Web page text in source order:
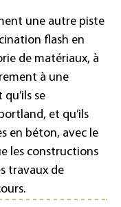
une autre piste
flash en
de matériaux, à
à une
se
et qu’ils
en béton, avec le
les constructions
travaux de